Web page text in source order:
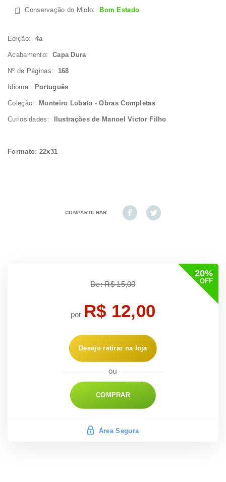
Conservação do Miolo: Bom Estado
Edição: 4a
Acabamento: Capa Dura
Nº de Páginas: 168
Idioma: Português
Coleção: Monteiro Lobato - Obras Completas
Curiosidades: Ilustrações de Manoel Victor Filho
Formato: 22x31
COMPARTILHAR:
20%
OFF
De: R$ 15,00
por R$ 12,00
Desejo retirar na loja
COMPRAR
Área Segura